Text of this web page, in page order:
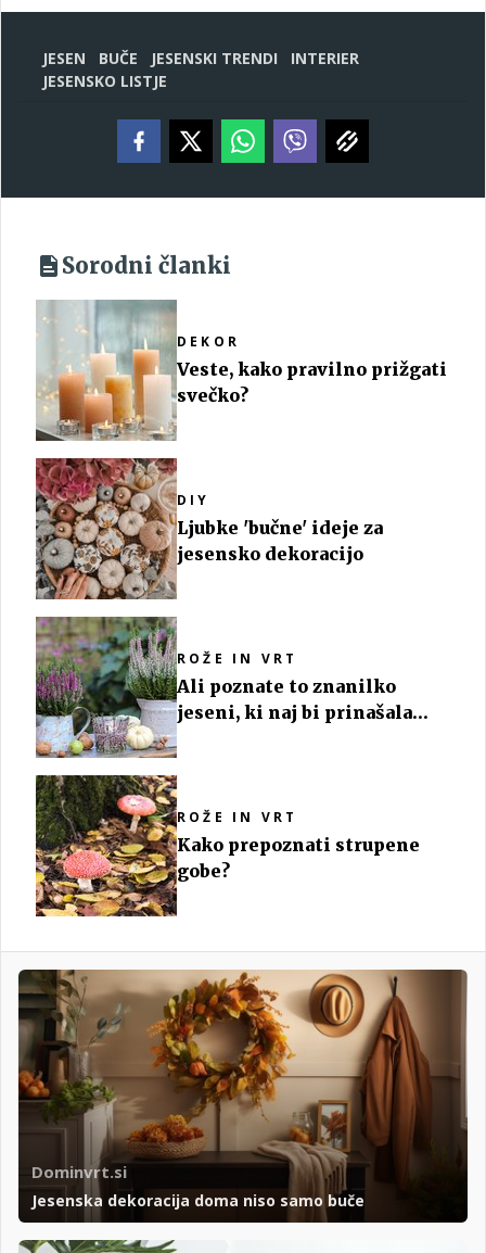
JESEN BUČE JESENSKI TRENDI
INTERIER
JESENSKO LISTJE
Sorodni članki
DEKOR
Veste, kako pravilno prižgati
svečko?
DIY
Ljubke 'bučne' ideje za
jesensko dekoracijo
ROŽE IN VRT
Ali poznate to znanilko
jeseni, ki naj bi prinašala
ROŽE IN VRT
Kako prepoznati strupene
gobe?
Dominvrt.si
Jesenska dekoracija doma niso samo buče